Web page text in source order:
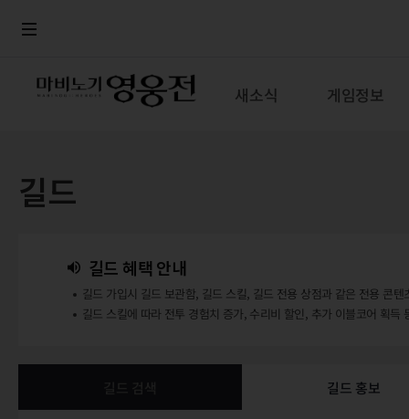
새소식 게임정보
길드
길드 혜택 안내
길드 가입시 길드 보관함, 길드 스킬, 길드 전용 상점과 같은 전용 콘
길드 스킬에 따라 전투 경험치 증가, 수리비 할인, 추가 이블코어 획득
길드 홍보